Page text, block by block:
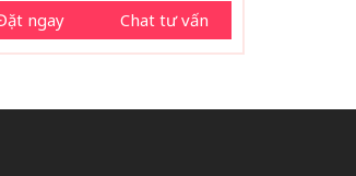
ngay
Chat tư vấn